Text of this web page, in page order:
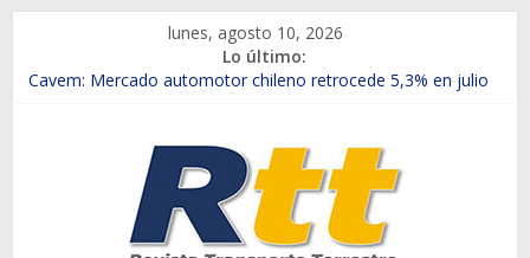
contenido
lunes, agosto 10, 2026
Lo último:
Chile es el primer mercado internacional en lanzar la nueva
Salfa suma vehículos electrificados de Chevrolet en el Biobío
Samex amplía su red con nuevas sucursales en Rancagua y
SINOTRUK Pick-ups presentó la recién estrenada Bolden en
la Expo Compras Públicas 2026